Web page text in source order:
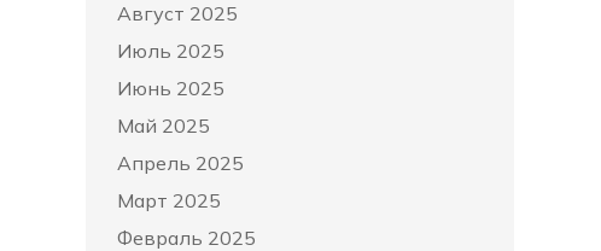
Август 2025
Июль 2025
Июнь 2025
Май 2025
Апрель 2025
Март 2025
Февраль 2025